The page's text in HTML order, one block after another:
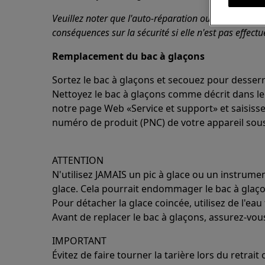
Veuillez noter que l'auto-réparation ou la
conséquences sur la sécurité si elle n'est pas
Remplacement du bac à glaçons
Sortez le bac à glaçons et secouez pour
Nettoyez le bac à glaçons comme décrit dans
notre page Web «Service et support» et
numéro de produit (PNC) de votre appareil
ATTENTION
N'utilisez JAMAIS un pic à glace ou un
glace. Cela pourrait endommager le bac à
Pour détacher la glace coincée, utilisez de l'eau
Avant de replacer le bac à glaçons, assurez-
IMPORTANT
Évitez de faire tourner la tarière lors du retrait